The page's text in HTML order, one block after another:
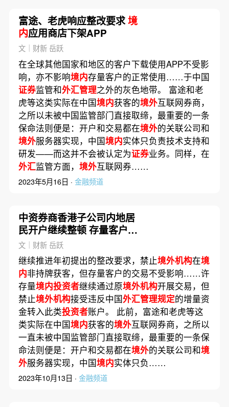
富途、老虎响应整改要求境
内应用商店下架APP
文｜财新 岳跃
在全球其他国家和地区的客户下载使用APP不受影
响，亦不影响境内存量客户的正常使用……于中国
证券监管和外汇管理之外的灰色地带。 富途和老
虎等这类实际在中国境内获客的境外互联网券商，
之所以未被中国监管部门直接取缔，最重要的一条
保命法则便是：开户和交易都在境外的关联公司和
境外服务器实现，中国境内实体只负责技术支持和
研发——而这并不会被认定为证券业务。同样，在
外汇监管方面， 境外互联网券……
2023年5月16日 · 金融频道
中资券商香港子公司内地居
民开户继续整顿 存量客户不
受影响
文｜财新 岳跃
继续推进年初提出的整改要求，禁止境外机构在境
内非持牌获客，但存量客户的交易不受影响……许
存量境内投资者继续通过原境外机构开展交易，但
禁止境外机构接受违反中国外汇管理规定的增量资
金转入此类投资者账户。 此前，富途和老虎等这
类实际在中国境内获客的境外互联网券商，之所以
一直未被中国监管部门直接取缔，最重要的一条保
命法则便是：开户和交易都在境外的关联公司和境
外服务器实现，中国境内实体只负……
2023年10月13日 · 金融频道